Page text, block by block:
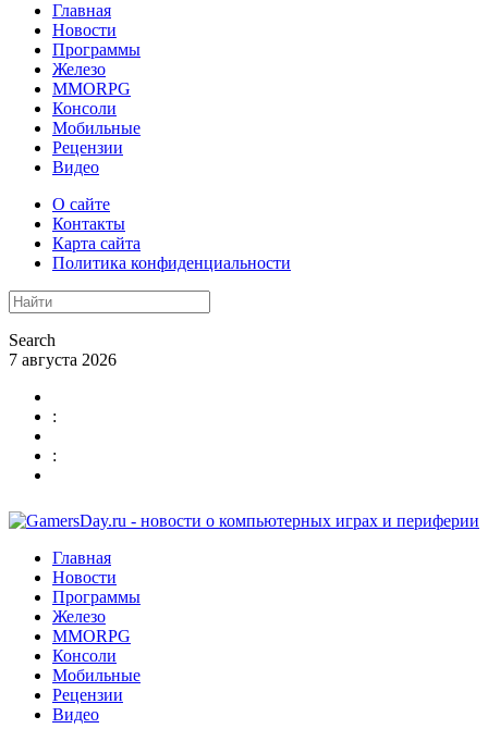
Главная
Новости
Программы
Железо
MMORPG
Консоли
Мобильные
Рецензии
Видео
О сайте
Контакты
Карта сайта
Политика конфиденциальности
Search
7 августа 2026
:
:
Главная
Новости
Программы
Железо
MMORPG
Консоли
Мобильные
Рецензии
Видео